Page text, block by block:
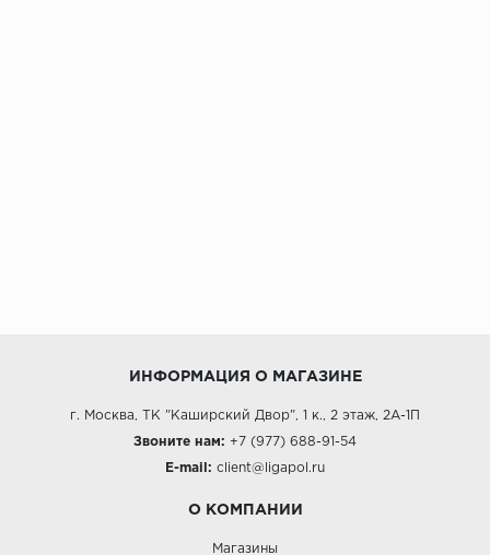
ИНФОРМАЦИЯ О МАГАЗИНЕ
г. Москва, ТК "Каширский Двор", 1 к., 2 этаж, 2А-1П
Звоните нам: +7 (977) 688-91-54
E-mail: client@ligapol.ru
О КОМПАНИИ
Магазины